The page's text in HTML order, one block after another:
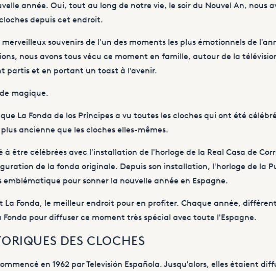
année. Oui, tout au long de notre vie, le soir du Nouvel An, nous
depuis cet endroit.
souvenirs de l'un des moments les plus émotionnels de
nous avons tous vécu ce moment en famille, autour de la
partis et en portant un toast à l'avenir.
magique.
La Fonda de los Príncipes a vu toutes les cloches qui ont été
ancienne que les cloches elles-mêmes.
à être célébrées avec l'installation de l'horloge de la Real Casa de
de la fonda originale. Depuis son installation, l'horloge de la
emblématique pour sonner la nouvelle année en Espagne.
La Fonda, le meilleur endroit pour en profiter. Chaque année,
Fonda pour diffuser ce moment très spécial avec toute l'Espagne.
DES CLOCHES
en 1962 par Televisión Española. Jusqu'alors, elles étaient